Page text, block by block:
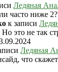
Ледяная
часто ниже 2?
к записи
это не так
Ледяная
что